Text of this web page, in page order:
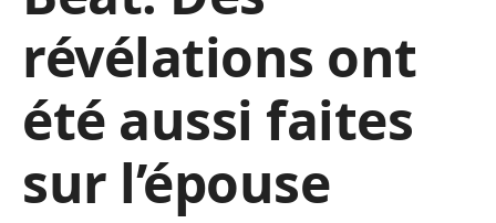
révélations ont
été aussi faites
sur l’épouse